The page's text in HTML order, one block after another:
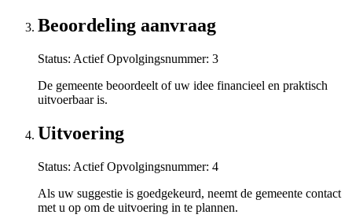
Beoordeling aanvraag
Status: ActiefOpvolgingsnummer: 3
De gemeente beoordeelt of uw idee financieel en praktisch
uitvoerbaar is.
Uitvoering
Status: ActiefOpvolgingsnummer: 4
Als uw suggestie is goedgekeurd, neemt de gemeente contact
met u op om de uitvoering in te plannen.